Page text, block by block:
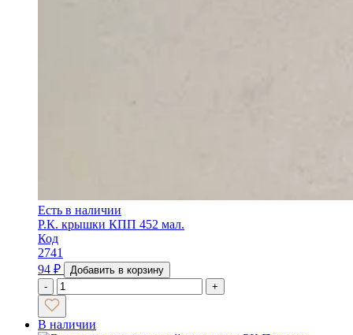
Есть в наличии
Р.К. крышки КПП 452 мал.
Код
2741
94 ₽
Добавить в корзину
-
+
В наличии